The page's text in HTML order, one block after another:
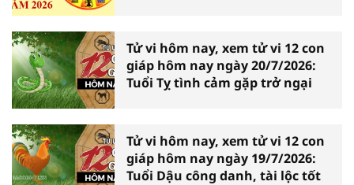
Tử vi hôm nay, xem tử vi 12 con
giáp hôm nay ngày 20/7/2026:
Tuổi Tỵ tình cảm gặp trở ngại
Tử vi hôm nay, xem tử vi 12 con
giáp hôm nay ngày 19/7/2026:
Tuổi Dậu công danh, tài lộc tốt